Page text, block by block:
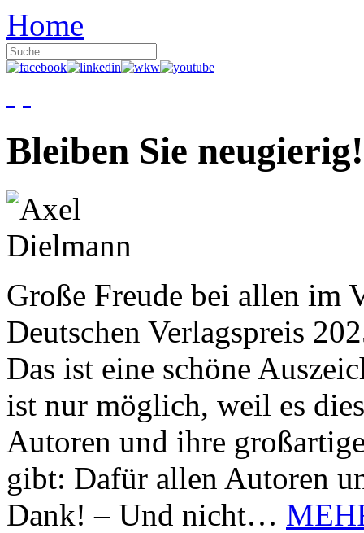
Home
Bleiben Sie neugierig!
Große Freude bei allen im
Deutschen Verlagspreis
Das ist eine schöne
ist nur möglich, weil es
Autoren und ihre
gibt: Dafür allen Autoren
Dank! – Und nicht…